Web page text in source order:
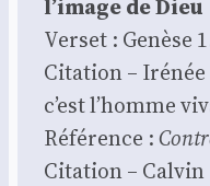
l’image de Dieu
Ver­set : Genèse
Cita­tion –
c’est l’homme
Réfé­rence :
Cita­tion –